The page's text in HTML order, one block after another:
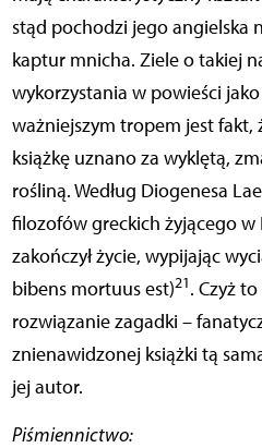
stąd pochodzi jego angielska
kaptur mnicha. Ziele o takiej
wykorzystania w powieści
ważniejszym tropem jest fakt,
książkę uznano za wyklętą,
rośliną. Według Diogenesa
filozofów greckich żyjącego w
zakończył życie, wypijając
bibens mortuus est)21. Czyż
rozwiązanie zagadki –
znienawidzonej książki tą
jej autor.
Piśmiennictwo: